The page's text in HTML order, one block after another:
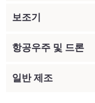
보조기
항공우주 및 드론
일반 제조